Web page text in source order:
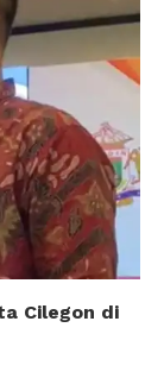
Cilegon di